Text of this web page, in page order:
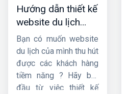
hạng tìm kiếm, từ đó
mở rộng quy mô kinh
doanh một cách bền
vững và hiệu quả.
Hướng dẫn thiết kế
website du lịch
đẹp và chuyên
nghiệp
Bạn có muốn website
du lịch của mình thu hút
được các khách hàng
tiềm năng ? Hãy bắt
đầu từ việc thiết kế